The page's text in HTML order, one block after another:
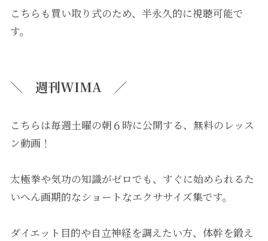
こちらも買い取り式のため、半永久的に視聴可能で
す。
＼ 週刊WIMA／
こちらは毎週土曜の朝６時に公開する、無料のレッス
ン動画 ！
太極拳や気功の知識がゼロでも、すぐに始められるた
いへん画期的なショートなエクササイズ集です。
ダイエット目的や自立神経を調えたい方、体幹を鍛え